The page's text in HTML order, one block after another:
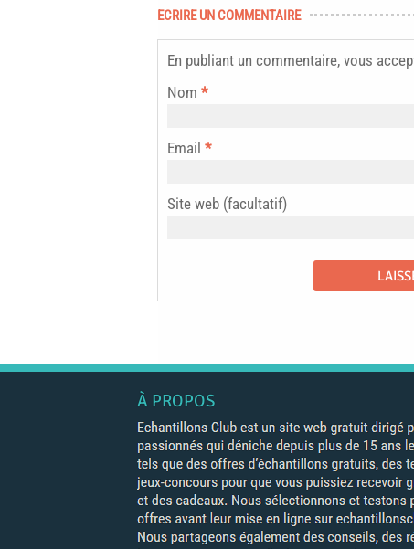
ECRIRE UN COMMENTAIRE
En publiant un commentaire, vous
Nom *
Email *
Site web (facultatif)
À PROPOS